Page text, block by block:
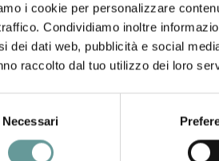
i cookie per personalizzare
Condividiamo inoltre
dei dati web, pubblicità e social
raccolto dal tuo utilizzo dei loro
Necessari
La
È